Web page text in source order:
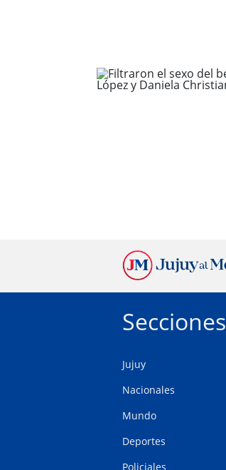
Secciones
Jujuy
Nacionales
Mundo
Deportes
Policiales